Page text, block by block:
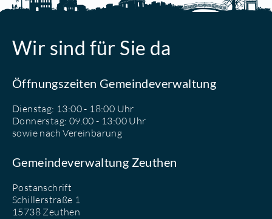
Wir sind für Sie da
Öffnungszeiten Gemeindeverwaltung
Dienstag: 13:00 - 18:00 Uhr
Donnerstag: 09.00 - 13:00 Uhr
sowie nach Vereinbarung
Gemeindeverwaltung Zeuthen
Postanschrift
Schillerstraße 1
15738 Zeuthen